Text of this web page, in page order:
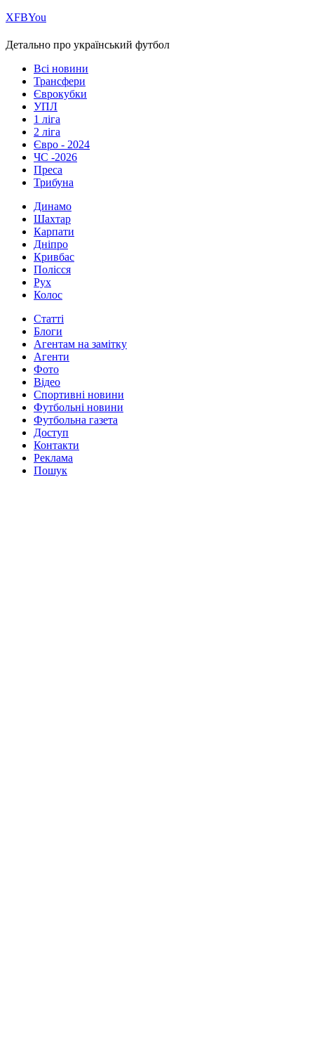
ХFBYou
Детально про український футбол
Всі новини
Трансфери
Єврокубки
УПЛ
1 ліга
2 ліга
Євро - 2024
ЧС -2026
Преса
Трибуна
Динамо
Шахтар
Карпати
Дніпро
Кривбас
Полісся
Рух
Колос
Статті
Блоги
Агентам на замітку
Агенти
Фото
Відео
Спортивні новини
Футбольні новини
Футбольна газета
Доступ
Контакти
Реклама
Пошук